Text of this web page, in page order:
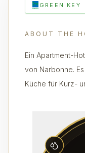
GREEN KEY
ABOUT THE
Ein Apartment-
von Narbonne.
Küche für Kurz-